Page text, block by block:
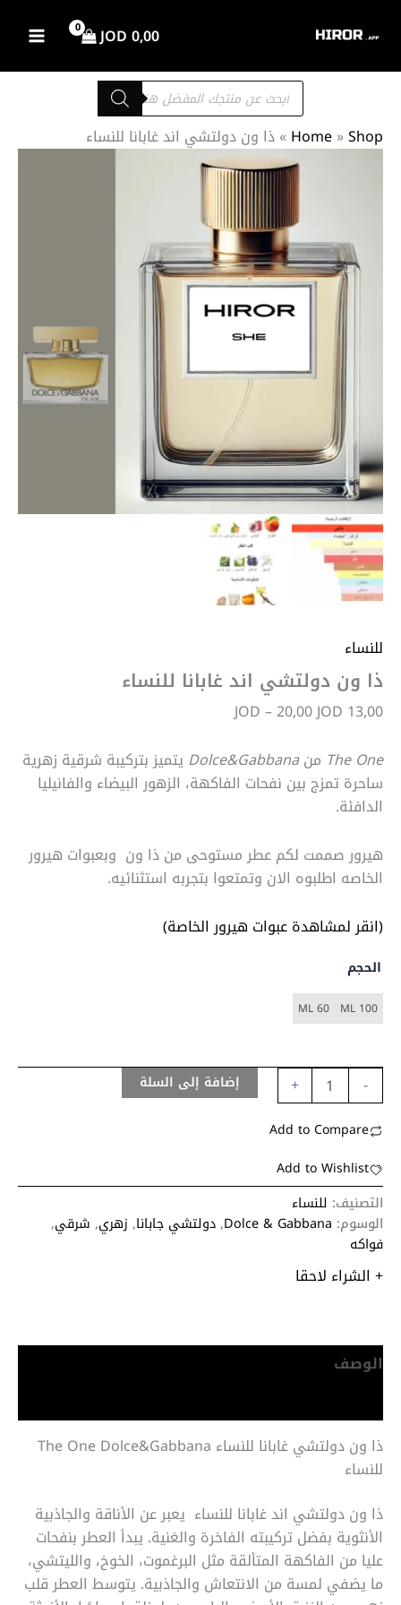
0,00
JOD
Products
search
Home»Shop
»ذا ون دولتشي اند غابانا للنساء
للنساء
ذا ون دولتشي اند غابانا للنساء
13,00
JOD–20,00JOD
نطاق
السعر:
خلال
The One منDolce&Gabbana يتميز بتركيبة شرقية زهرية
ساحرة تمزج بين نفحات الفاكهة، الزهور البيضاء والفانيليا
الدافئة.
هيرور صممت لكم عطر مستوحى من ذا ون وبعبوات هيرور
الخاصه اطلبوه الان وتمتعوا بتجربه استثنائيه.
(انقر لمشاهدة عبوات هيرور الخاصة)
الحجم
100 ML
60 ML
-
كمية
للنساء
+
إضافة إلى السلة
Add to Compare
Add to Wishlist
التصنيف: للنساء
الوسوم: Dolce & Gabbana
,دولتشي جابانا, زهري, شرقي,
فواكه
+ الشراء لاحقا
الوصف
ذا ون دولتشي غابانا للنساء The One Dolce&Gabbana
للنساء
ذا ون دولتشي اند غابانا للنساء يعبر عن الأناقة والجاذبية
الأنثوية بفضل تركيبته الفاخرة والغنية. يبدأ العطر بنفحات
عليا من الفاكهة المتألقة مثل البرغموت، الخوخ، والليتشي،
ما يضفي لمسة من الانتعاش والجاذبية. يتوسط العطر قلب